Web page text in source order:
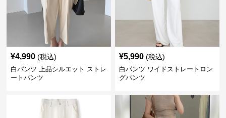
¥4,990 (税込)
白パンツ 上品シルエット ストレ
ートパンツ
¥5,990 (税込)
白パンツ ワイドストレートロン
グパンツ